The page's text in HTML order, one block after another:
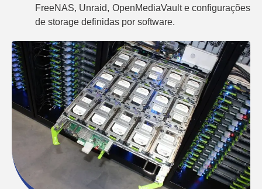
FreeNAS, Unraid, OpenMediaVault e configurações
de storage definidas por software.